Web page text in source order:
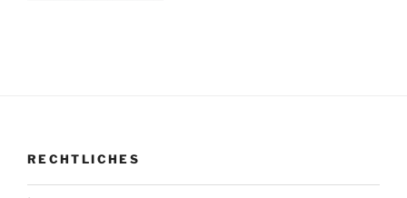
RECHTLICHES